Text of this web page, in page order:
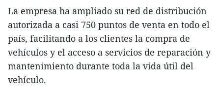
La empresa ha ampliado su red de distribución
autorizada a casi 750 puntos de venta en todo el
país, facilitando a los clientes la compra de
vehículos y el acceso a servicios de reparación y
mantenimiento durante toda la vida útil del
vehículo.